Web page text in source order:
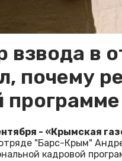
взвода в
почему
- «Крымская
"Барс-Крым"
кадровой